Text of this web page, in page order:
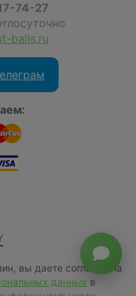
74-27
balls.ru
вы даете согласие на
данных в